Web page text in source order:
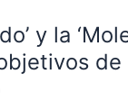
y la